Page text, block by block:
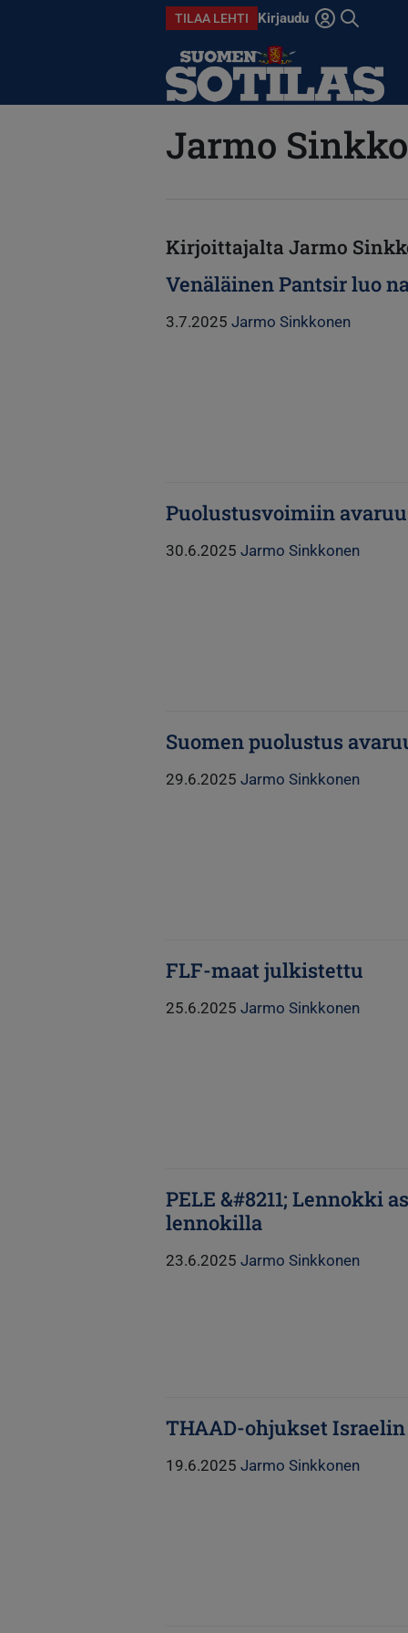
TILAA LEHTI Kirjaudu Avaa haku
Jarmo
Kirjoittajalta Jarmo
Venäläinen Pantsir luo
3.7.2025 Jarmo Sinkkonen
Puolustusvoimiin
30.6.2025 Jarmo Sinkkonen
Suomen puolustus
29.6.2025 Jarmo Sinkkonen
FLF-maat julkistettu
25.6.2025 Jarmo Sinkkonen
PELE &#8211; Lennokki
lennokilla
23.6.2025 Jarmo Sinkkonen
THAAD-ohjukset
19.6.2025 Jarmo Sinkkonen